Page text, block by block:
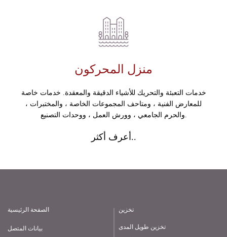
منزل المحركون
خدمات التعبئة والتحريك للأشياء الدقيقة والمعقدة. خدمات خاصة
للمعارض الفنية ، ومتاحف المجموعات الخاصة ، والمختبرات ،
والحرم الجامعي ، وورش العمل ، ووحدات التصنيع.
أعرف أكثر..
الصفحة الرئيسية
بيانات المتصل
تخزين
تخزين طويل المدى